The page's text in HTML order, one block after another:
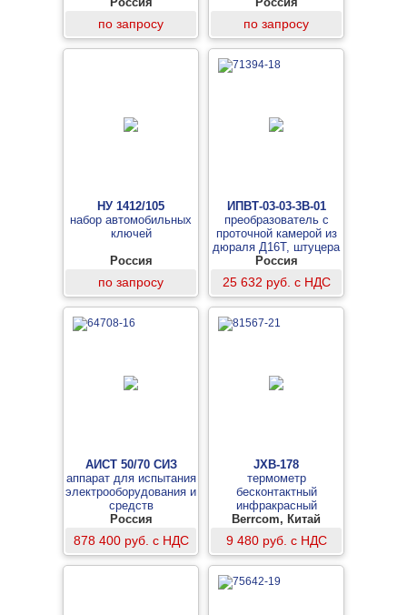
по запросу по запросу
НУ 1412/105
набор автомобильных
ключей
Россия
по запросу
ИПВТ-03-03-3В-01
преобразователь с
проточной камерой из
дюраля Д16Т, штуцера
«Елочка», для
измерений при
температуре от -45 до +
60 °C
Россия
25 632 руб. с НДС
АИСТ 50/70 СИЗ
аппарат для испытания
электрооборудования и
средств
индивидуальной
защиты в комплекте с
ванночкой
Россия
878 400 руб. с НДС
JXB-178
термометр
бесконтактный
инфракрасный
Berrcom, Китай
9 480 руб. с НДС